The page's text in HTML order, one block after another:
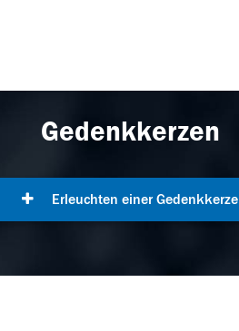
Gedenkkerzen
Erleuchten einer Gedenkkerze